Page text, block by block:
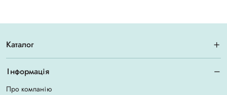
Каталог
Інформація
Про компанію